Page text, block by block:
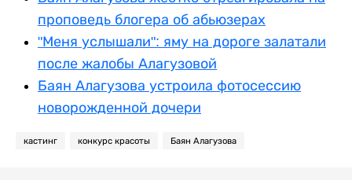
проповедь блогера об абьюзерах
"Меня услышали": яму на дороге залатали
после жалобы Алагузовой
Баян Алагузова устроила фотосессию
новорожденной дочери
кастинг конкурс красоты Баян Алагузова